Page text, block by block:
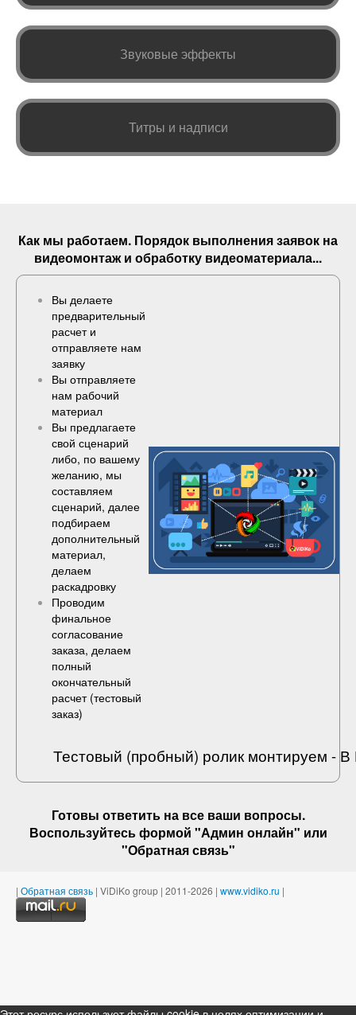
Звуковые эффекты
Титры и надписи
Как мы работаем. Порядок выполнениязаявок на
видеомонтаж и обработку видеоматериала...
Вы делаете
предварительный
расчет и
отправляете нам
заявку
Вы отправляете
нам рабочий
материал
Вы предлагаете
свой сценарий
либо, по вашему
желанию, мы
составляем
сценарий, далее
подбираем
дополнительный
материал,
делаем
раскадровку
Проводим
финальное
согласование
заказа, делаем
полный
окончательный
расчет (тестовый
заказ)
Тестовый (пробный) ролик монтируем -
Готовы ответить на все ваши вопросы.
Воспользуйтесь формой "Админ онлайн" или
"Обратная связь"
| Обратная связь | ViDiKo group | 2011-2026 | www.vidiko.ru |